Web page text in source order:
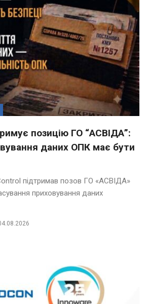
позицію ГО “АСВІДА”:
даних ОПК має бути
підтримав позов ГО «АСВІДА»
приховування даних